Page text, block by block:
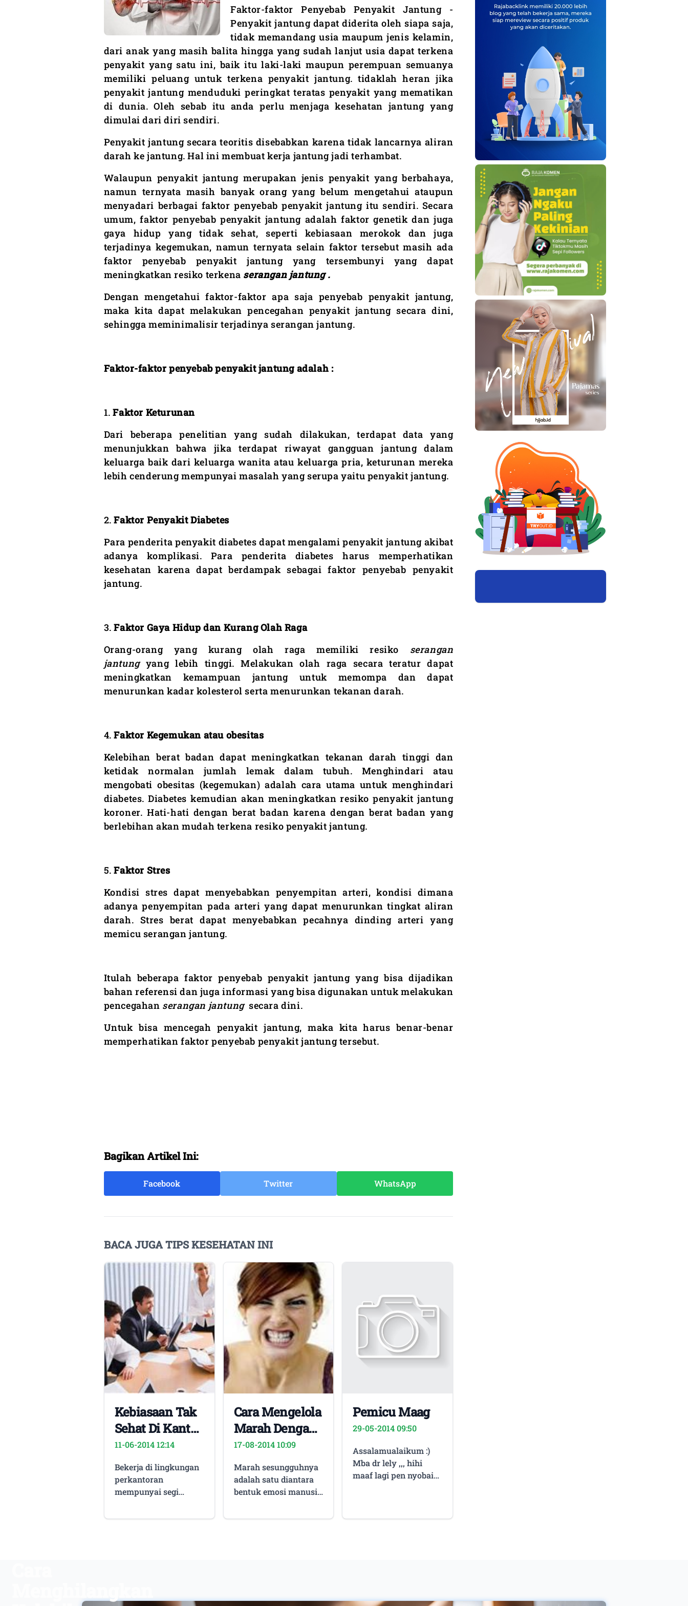
Faktor-faktor Penyebab Penyakit Jantung -
Penyakit jantung dapat diderita oleh siapa saja,
tidak memandang usia maupum jenis kelamin,
dari anak yang masih balita hingga yang sudah lanjut usia dapat terkena
penyakit yang satu ini, baik itu laki-laki maupun perempuan semuanya
memiliki peluang untuk terkena penyakit jantung. tidaklah heran jika
penyakit jantung menduduki peringkat teratas penyakit yang mematikan
di dunia. Oleh sebab itu anda perlu menjaga kesehatan jantung yang
dimulai dari diri sendiri.
Penyakit jantung secara teoritis disebabkan karena tidak lancarnya aliran
darah ke jantung. Hal ini membuat kerja jantung jadi terhambat.
Walaupun penyakit jantung merupakan jenis penyakit yang berbahaya,
namun ternyata masih banyak orang yang belum mengetahui ataupun
menyadari berbagai faktor penyebab penyakit jantung itu sendiri. Secara
umum, faktor penyebab penyakit jantung adalah faktor genetik dan juga
gaya hidup yang tidak sehat, seperti kebiasaan merokok dan juga
terjadinya kegemukan, namun ternyata selain faktor tersebut masih ada
faktor penyebab penyakit jantung yang tersembunyi yang dapat
meningkatkan resiko terkena serangan jantung .
Dengan mengetahui faktor-faktor apa saja penyebab penyakit jantung,
maka kita dapat melakukan pencegahan penyakit jantung secara dini,
sehingga meminimalisir terjadinya serangan jantung.
Faktor-faktor penyebab penyakit jantung adalah :
1.Faktor Keturunan
Dari beberapa penelitian yang sudah dilakukan, terdapat data yang
menunjukkan bahwa jika terdapat riwayat gangguan jantung dalam
keluarga baik dari keluarga wanita atau keluarga pria, keturunan mereka
lebih cenderung mempunyai masalah yang serupa yaitu penyakit jantung.
2. Faktor Penyakit Diabetes
Para penderita penyakit diabetes dapat mengalami penyakit jantung akibat
adanya komplikasi. Para penderita diabetes harus memperhatikan
kesehatan karena dapat berdampak sebagai faktor penyebab penyakit
jantung.
3. Faktor Gaya Hidup dan Kurang Olah Raga
Orang-orang yang kurang olah raga memiliki resiko serangan
jantung yang lebih tinggi. Melakukan olah raga secara teratur dapat
meningkatkan kemampuan jantung untuk memompa dan dapat
menurunkan kadar kolesterol serta menurunkan tekanan darah.
4.Faktor Kegemukan atau obesitas
Kelebihan berat badan dapat meningkatkan tekanan darah tinggi dan
ketidak normalan jumlah lemak dalam tubuh. Menghindari atau
mengobati obesitas (kegemukan) adalah cara utama untuk menghindari
diabetes. Diabetes kemudian akan meningkatkan resiko penyakit jantung
koroner. Hati-hati dengan berat badan karena dengan berat badan yang
berlebihan akan mudah terkena resiko penyakit jantung.
5.Faktor Stres
Kondisi stres dapat menyebabkan penyempitan arteri, kondisi dimana
adanya penyempitan pada arteri yang dapat menurunkan tingkat aliran
darah. Stres berat dapat menyebabkan pecahnya dinding arteri yang
memicu serangan jantung.
Itulah beberapa faktor penyebab penyakit jantung yang bisa dijadikan
bahan referensi dan juga informasi yang bisa digunakan untuk melakukan
pencegahan serangan jantung secara dini.
Untuk bisa mencegah penyakit jantung, maka kita harus benar-benar
memperhatikan faktor penyebab penyakit jantung tersebut.
Bagikan Artikel Ini:
Facebook Twitter WhatsApp
BACA JUGA TIPS KESEHATAN INI
Kebiasaan Tak
Sehat Di Kantor
Yang Harus
Anda
Tinggalkan
11-06-2014 12:14
Bekerja di lingkungan
perkantoran
mempunyai segi
positifnya.
kelelahan lantaran
Cara Mengelola
Marah Dengan
Baik
17-08-2014 10:09
Marah sesungguhnya
adalah satu diantara
bentuk emosi manusia
dilukiskan terlalu
direncanakan serta
Pemicu Maag
29-05-2014 09:50
Assalamualaikum :)
Mba dr lely ,,, hihi
maaf lagi pen nyobain
akan menyebabkan